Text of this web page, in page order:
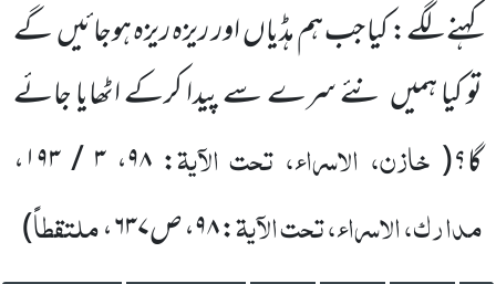
کہنے لگے: کیا جب ہم ہڈیاںاور ریزہ ریزہ ہوجائیںگے
تو کیا ہمیں نئے سرے سے پیدا کرکے اٹھایا جائے
گا؟( خازن، الاسراء، تحت الآیۃ:۹۸،۳ / ۱۹۳ ،
مدارک، الاسراء، تحت الآیۃ:۹۸، ص۶۳۷،ملتقطاً)